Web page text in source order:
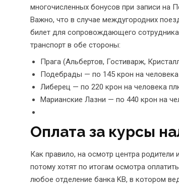
многочисленных бонусов при записи на
Важно, что в случае междугородних
билет для сопровождающего
транспорт в обе стороны:
Прага (Альбертов, Гостиварж,
Подебрады — по 145 крон на
Либерец — по 220 крон на человека
Марианские Лазни — по 440 крон на
Оплата за курсы
Как правило, на осмотр центра
потому хотят по итогам осмотра
любое отделение банка KB, в котором